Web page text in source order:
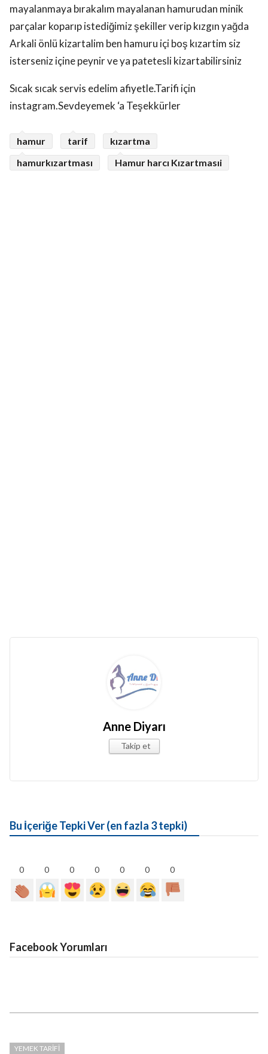
mayalanmaya bırakalım mayalanan hamurudan minik
parçalar koparıp istediğimiz şekiller verip kızgın yağda
Arkali önlü kizartalim ben hamuru içi boş kızartim siz
isterseniz içine peynir ve ya patetesli kizartabilirsiniz
Sıcak sıcak servis edelim afiyetle.Tarifi için
instagram.Sevdeyemek ‘a Teşekkürler
hamur tarif
kızartma
hamurkızartması
Hamur harcı Kızartmasıi
Anne Diyarı
Takip et
Bu İçeriğe Tepki Ver (en fazla 3 tepki)
0 0 0 0 0 0 0
Facebook Yorumları
YEMEK TARIFI